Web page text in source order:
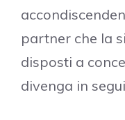
partner che la
disposti a
divenga in